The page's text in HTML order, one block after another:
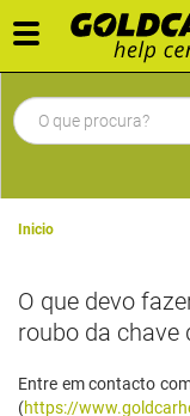
Toggle
navigation
Inicio
O que devo
roubo da chave
Entre em contacto
(https://